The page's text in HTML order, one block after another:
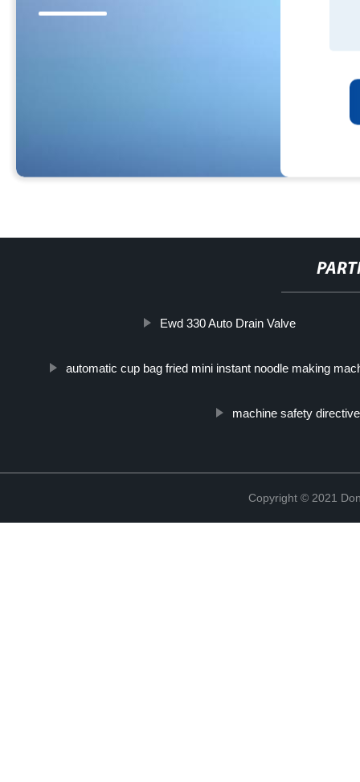
Ewd 330 Auto Drain Valve
automatic cup bag fried mini instant noodle making
machine safety directive
Copyright © 2021